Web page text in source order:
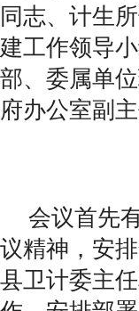
同志、计生
建工作领导
部、委属单
府办公室副
会议首先
议精神，安
县卫计委主